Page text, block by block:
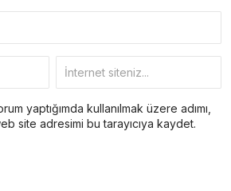
yaptığımda kullanılmak üzere adımı,
site adresimi bu tarayıcıya kaydet.